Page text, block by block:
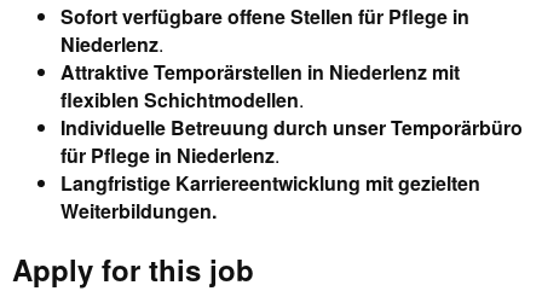
Sofort verfügbare offene Stellen für Pflege in
Niederlenz.
Attraktive Temporärstellen in Niederlenz mit
flexiblen Schichtmodellen.
Individuelle Betreuung durch unser Temporärbüro
für Pflege in Niederlenz.
Langfristige Karriereentwicklung mit gezielten
Weiterbildungen.
Apply for this job